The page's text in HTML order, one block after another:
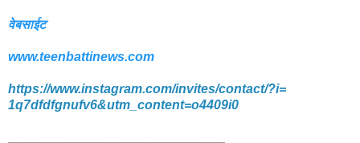
वेबसाईट
www.teenbattinews.com
https://www.instagram.com/invites/contact/?i=
1q7dfdfgnufv6&utm_content=o4409i0